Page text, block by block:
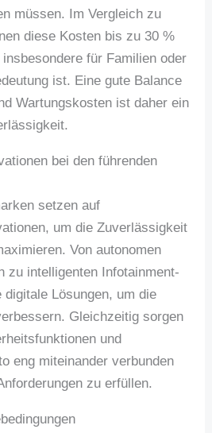
müssen. Im Vergleich zu
diese Kosten bis zu 30 %
für Familien oder
ist. Eine gute Balance
Wartungskosten ist daher ein
bei den führenden
setzen auf
um die Zuverlässigkeit
Von autonomen
zu intelligenten Infotainment-
Lösungen, um die
Gleichzeitig sorgen
und
eng miteinander verbunden
zu erfüllen.